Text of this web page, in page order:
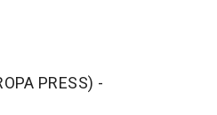
PRESS) -